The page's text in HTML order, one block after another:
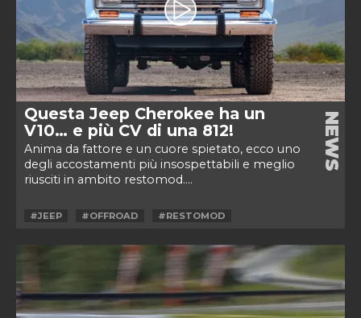
Questa Jeep Cherokee ha un
V10… e più CV di una 812!
Anima da fattore e un cuore spietato, ecco uno
degli accostamenti più insospettabili e meglio
riusciti in ambito restomod....
NEWS
#JEEP #OFFROAD #RESTOMOD